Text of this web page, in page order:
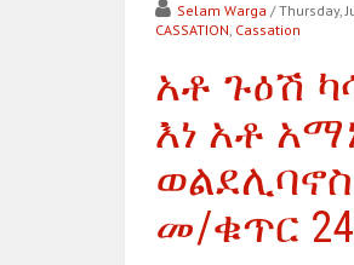
Selam Warga / Thursday,
CASSATION, Cassation
አቶ ጉዕሽ
እነ አቶ
መ/ቁጥር